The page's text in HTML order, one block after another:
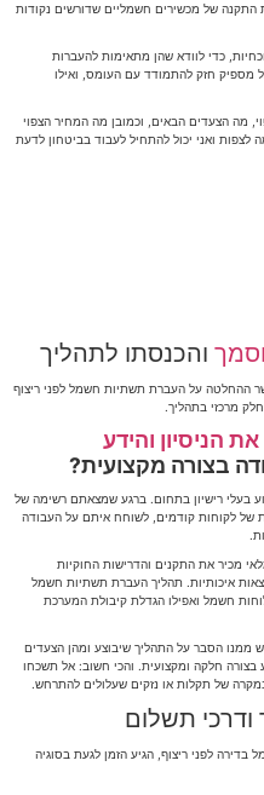
התקנה של מכשירים חשמליים שדורשים נקודות
כדי לוודא שהן מתאימות להעברות
חזק להתמודד עם העומס, ואילו
מה הצעדים הבאים, וכמובן מה המחיר הצפוי
ואני יכול להתחיל לעבוד בביטחון לדעת
והכנסתו לתהליך
ההחלטה על העברת תשתיות חשמל לפני ריצוף
מרכזי בתהליך.
הניסיון והידע
בצורה מקצועית?
בעלי רישיון בתחום. ברגע שמצאתם רשימה של
של לקוחות קודמים, לשוחח איתם על העבודה
מכיר את התקנים והדרישות החוקיות
איכותיות. תהליך העברת תשתיות חשמל
חשמל ואפילו הגדלת קיבולת המערכת
ממנו הסבר על התהליך שיבוצע ומהן הצעדים
חלקה ומקצועית. והכי חשוב: אל תשכחו
של תקלות או נזקים שעלולים להתרחש.
לפני ריצוף, הגיע הזמן לגעת בסוגיה